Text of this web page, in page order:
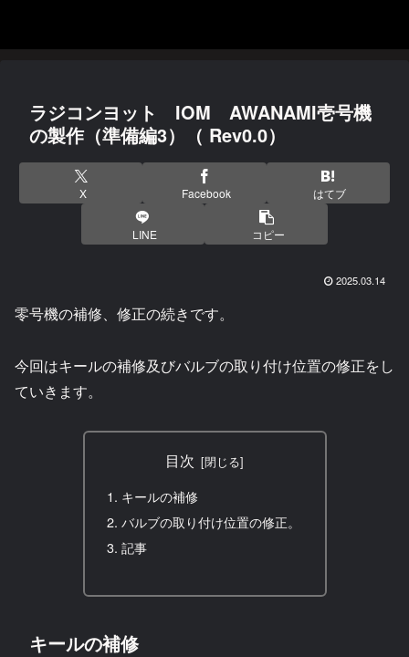
ラジコンヨット IOM AWANAMI壱号機
の製作（準備編3）（ Rev0.0）
X Facebook はてブ
LINE コピー
2025.03.14
零号機の補修、修正の続きです。
今回はキールの補修及びバルブの取り付け位置の修正をし
ていきます。
目次
キールの補修
バルブの取り付け位置の修正。
記事
キールの補修